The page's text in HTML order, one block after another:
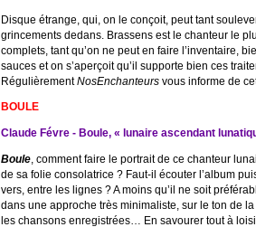
Disque étrange, qui, on le conçoit, peut tant
grincements dedans. Brassens est le chanteur le
complets, tant qu’on ne peut en faire l’inventaire,
sauces et on s’aperçoit qu’il supporte bien ces
RégulièrementNosEnchanteursvous informe de
BOULE
Claude Févre - Boule, « lunaire ascendant
Boule, comment faire le portrait de ce chanteur
de sa folie consolatrice ? Faut-il écouter l’album
vers, entre les lignes ? A moins qu’il ne soit
dans une approche très minimaliste, sur le ton de
les chansons enregistrées… En savourer tout à